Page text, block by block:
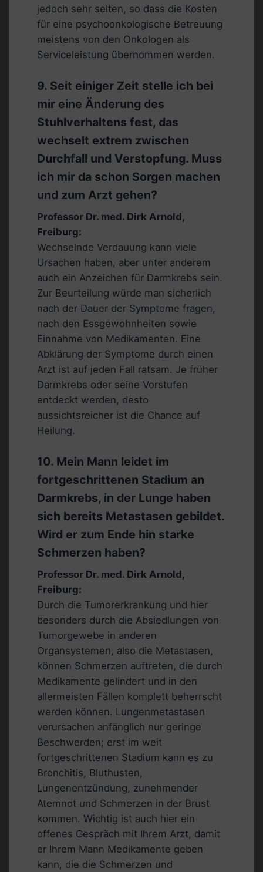
jedoch sehr selten, so dass die Kosten
für eine psychoonkologische Betreuung
meistens von den Onkologen als
Serviceleistung übernommen werden.
9. Seit einiger Zeit stelle ich bei
mir eine Änderung des
Stuhlverhaltens fest, das
wechselt extrem zwischen
Durchfall und Verstopfung. Muss
ich mir da schon Sorgen machen
und zum Arzt gehen?
Professor Dr. med. Dirk Arnold,
Freiburg:
Wechselnde Verdauung kann viele
Ursachen haben, aber unter anderem
auch ein Anzeichen für Darmkrebs sein.
Zur Beurteilung würde man sicherlich
nach der Dauer der Symptome fragen,
nach den Essgewohnheiten sowie
Einnahme von Medikamenten. Eine
Abklärung der Symptome durch einen
Arzt ist auf jeden Fall ratsam. Je früher
Darmkrebs oder seine Vorstufen
entdeckt werden, desto
aussichtsreicher ist die Chance auf
Heilung.
10. Mein Mann leidet im
fortgeschrittenen Stadium an
Darmkrebs, in der Lunge haben
sich bereits Metastasen gebildet.
Wird er zum Ende hin starke
Schmerzen haben?
Professor Dr. med. Dirk Arnold,
Freiburg:
Durch die Tumorerkrankung und hier
besonders durch die Absiedlungen von
Tumorgewebe in anderen
Organsystemen, also die Metastasen,
können Schmerzen auftreten, die durch
Medikamente gelindert und in den
allermeisten Fällen komplett beherrscht
werden können. Lungenmetastasen
verursachen anfänglich nur geringe
Beschwerden; erst im weit
fortgeschrittenen Stadium kann es zu
Bronchitis, Bluthusten,
Lungenentzündung, zunehmender
Atemnot und Schmerzen in der Brust
kommen. Wichtig ist auch hier ein
offenes Gespräch mit Ihrem Arzt, damit
er Ihrem Mann Medikamente geben
kann, die die Schmerzen und